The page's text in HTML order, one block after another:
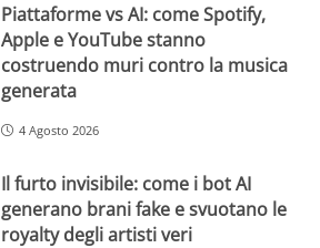
Piattaforme vs AI: come Spotify,
Apple e YouTube stanno
costruendo muri contro la musica
generata
4 Agosto 2026
Il furto invisibile: come i bot AI
generano brani fake e svuotano le
royalty degli artisti veri